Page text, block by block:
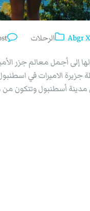
Abgr الرحلات
أجمل معالم جزر
الاميرات في اسطنبول
أسطنبول وتتكون